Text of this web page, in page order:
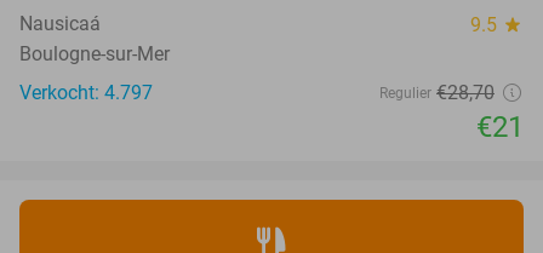
Nausicaá 9.5 star
Boulogne-sur-Mer
Verkocht: 4.797
Regulier €28,70
€21